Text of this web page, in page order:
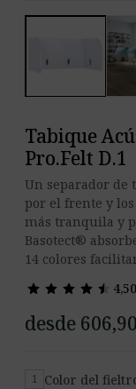
Tabique
Pro.Felt D.1
Un separador de
por el frente y
más tranquila y
Basotect®
14 colores
star star star star star
star star star star star 4,50
desde
1 Color del